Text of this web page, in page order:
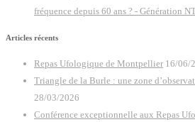
fréquence depuis 60 ans ? - Génération
Articles récents
Repas Ufologique de Montpellier 16/06/
Triangle de la Burle : une zone
28/03/2026
Conférence exceptionnelle aux Repas